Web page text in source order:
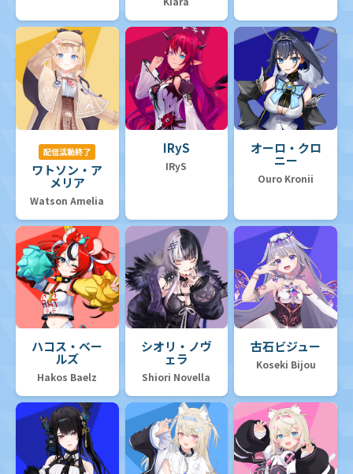
配信活動終了
ワトソン・ア
メリア
Watson Amelia
IRyS
IRyS
オーロ・クロ
ニー
Ouro Kronii
ハコス・ベー
ルズ
Hakos Baelz
シオリ・ノヴ
ェラ
Shiori Novella
古石ビジュー
Koseki Bijou